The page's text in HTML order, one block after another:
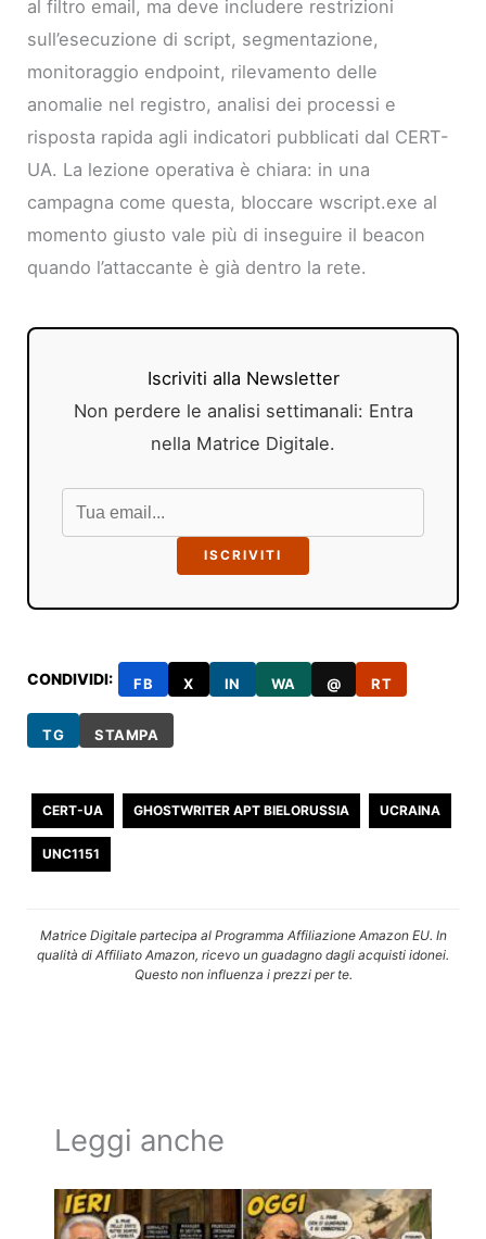
al filtro email, ma deve includere restrizioni
sull’esecuzione di script, segmentazione,
monitoraggio endpoint, rilevamento delle
anomalie nel registro, analisi dei processi e
risposta rapida agli indicatori pubblicati dal CERT-
UA. La lezione operativa è chiara: in una
campagna come questa, bloccare wscript.exe al
momento giusto vale più di inseguire il beacon
quando l’attaccante è già dentro la rete.
Iscriviti alla Newsletter
Non perdere le analisi settimanali: Entra
nella Matrice Digitale.
ISCRIVITI
CONDIVIDI: FB X IN WA @ RT
TG STAMPA
CERT-UA GHOSTWRITER APT BIELORUSSIA UCRAINA
UNC1151
Matrice Digitale partecipa al Programma Affiliazione Amazon EU. In
qualità di Affiliato Amazon, ricevo un guadagno dagli acquisti idonei.
Questo non influenza i prezzi per te.
Leggi anche